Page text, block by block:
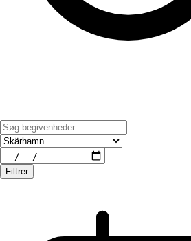
Filtrer